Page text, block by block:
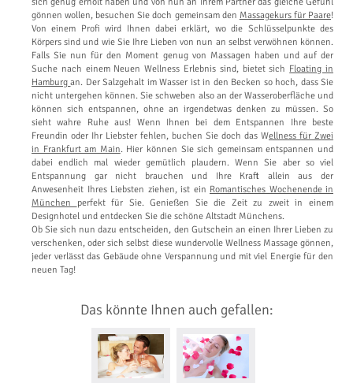
gönnen wollen, besuchen Sie doch gemeinsam den Massagekurs für Paare!
Von einem Profi wird Ihnen dabei erklärt, wo die Schlüsselpunkte des
Körpers sind und wie Sie Ihre Lieben von nun an selbst verwöhnen können.
Falls Sie nun für den Moment genug von Massagen haben und auf der
Suche nach einem Neuen Wellness Erlebnis sind, bietet sich Floating in
Hamburgan. Der Salzgehalt im Wasser ist in den Becken so hoch, dass Sie
nicht untergehen können. Sie schweben also an der Wasseroberfläche und
können sich entspannen, ohne an irgendetwas denken zu müssen. So
sieht wahre Ruhe aus! Wenn Ihnen bei dem Entspannen Ihre beste
Freundin oder Ihr Liebster fehlen, buchen Sie doch das Wellness für Zwei
in Frankfurt am Main. Hier können Sie sich gemeinsam entspannen und
dabei endlich mal wieder gemütlich plaudern. Wenn Sie aber so viel
Entspannung gar nicht brauchen und Ihre Kraft allein aus der
Anwesenheit Ihres Liebsten ziehen, ist ein Romantisches Wochenende in
München perfekt für Sie. Genießen Sie die Zeit zu zweit in einem
Designhotel und entdecken Sie die schöne Altstadt Münchens.
Ob Sie sich nun dazu entscheiden, den Gutschein an einen Ihrer Lieben zu
verschenken, oder sich selbst diese wundervolle Wellness Massage gönnen,
jeder verlässt das Gebäude ohne Verspannung und mit viel Energie für den
neuen Tag!
Das könnte Ihnen auch gefallen: